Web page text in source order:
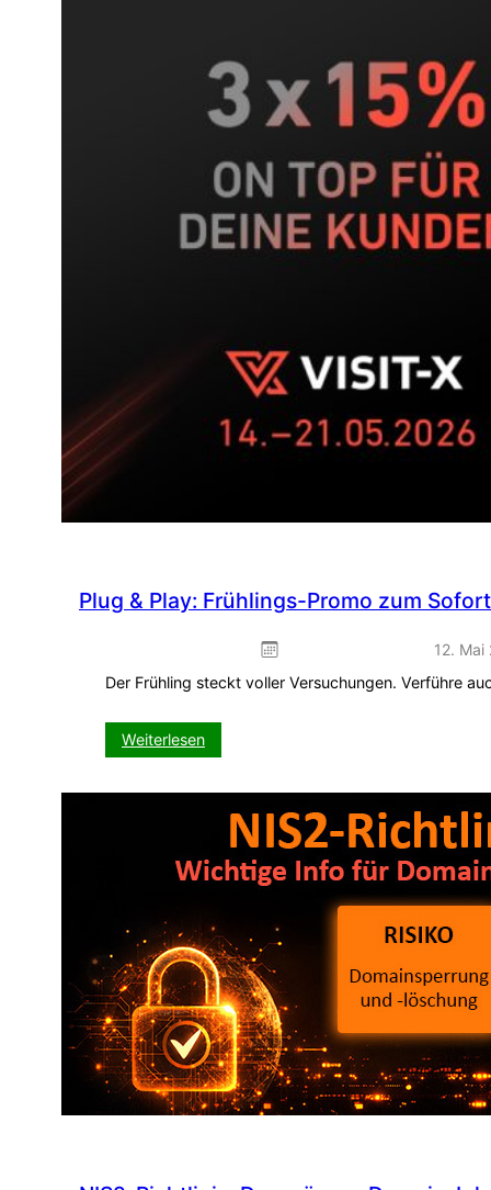
Push
auf
VISIT-
Plug & Play: Frühlings-Promo zum
12. Mai
Der Frühling steckt voller Versuchungen. Verführe
Weiterlesen:
Plug
Play:
Frühlings-
Promo
zum
Einbinden